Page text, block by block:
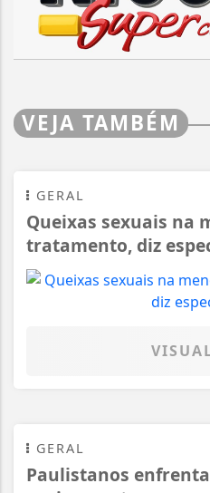
VEJA TAMBÉM
GERAL
Queixas sexuais na
tratamento, diz
GERAL
Paulistanos